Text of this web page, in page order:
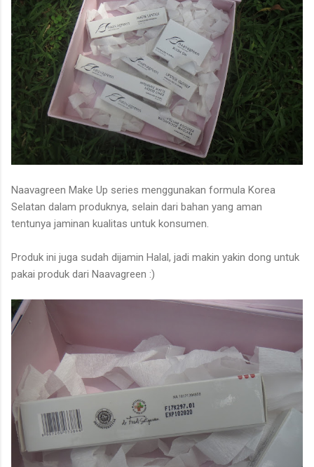
Naavagreen Make Up series menggunakan formula Korea
Selatan dalam produknya, selain dari bahan yang aman
tentunya jaminan kualitas untuk konsumen.
Produk ini juga sudah dijamin Halal, jadi makin yakin dong untuk
pakai produk dari Naavagreen :)